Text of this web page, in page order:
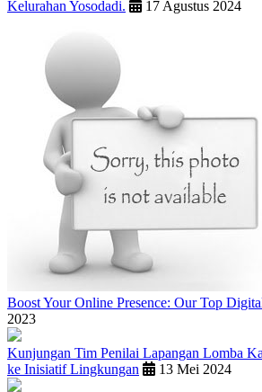
Kelurahan Yosodadi.
17 Agustus 2024
Boost Your Online Presence: Our Top
2023
Kunjungan Tim Penilai Lapangan Lomba
ke Inisiatif Lingkungan
13 Mei 2024